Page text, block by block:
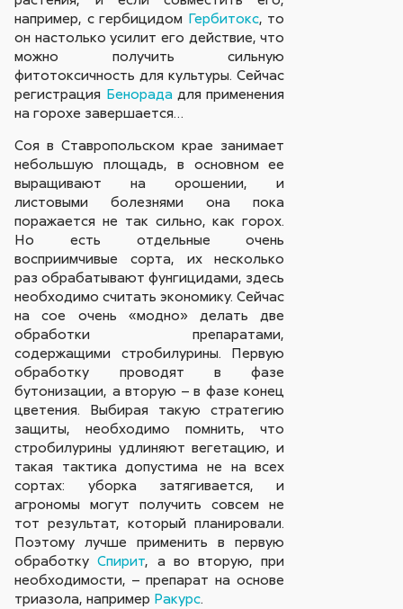
например, с гербицидом Гербитокс, то
он настолько усилит его действие, что
можно получить сильную
фитотоксичность для культуры. Сейчас
регистрация Бенорададля применения
на горохе завершается…
Соя в Ставропольском крае занимает
небольшую площадь, в основном ее
выращивают на орошении, и
листовыми болезнями она пока
поражается не так сильно, как горох.
Но есть отдельные очень
восприимчивые сорта, их несколько
раз обрабатывают фунгицидами, здесь
необходимо считать экономику. Сейчас
на сое очень «модно» делать две
обработки препаратами,
содержащими стробилурины. Первую
обработку проводят в фазе
бутонизации, а вторую – в фазе конец
цветения. Выбирая такую стратегию
защиты, необходимо помнить, что
стробилурины удлиняют вегетацию, и
такая тактика допустима не на всех
сортах: уборка затягивается, и
агрономы могут получить совсем не
тот результат, который планировали.
Поэтому лучше применить в первую
обработкуСпирит, а во вторую, при
необходимости, – препарат на основе
триазола, например Ракурс.